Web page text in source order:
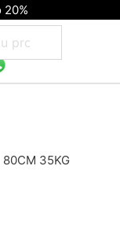
20%
80CM 35KG